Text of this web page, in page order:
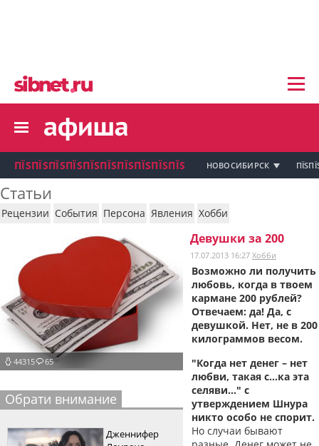
пїЅпїЅпїЅпїЅпїЅпїЅпїЅпїЅ
пїЅпїЅпїЅпїЅпїЅпїЅпїЅ
пїЅпїЅпїЅ пїЅпїЅпїЅпїЅпїЅпїЅпїЅ пїЅпїЅ
пїЅпїЅпїЅпїЅпїЅ
пїЅпїЅпїЅ пїЅпїЅпїЅпїЅпїЅпїЅпїЅ
пїЅпїЅпїЅ пїЅпїЅпїЅпїЅпїЅпїЅпїЅ
пїЅпїЅпїЅ
пїЅпїЅпїЅпїЅпїЅпїЅпїЅпїЅпїЅпїЅпїЅ
пїЅпїЅпїЅ
пїЅпїЅпїЅпїЅпїЅпїЅпїЅпїЅпїЅ
пїЅпїЅпїЅ пїЅпїЅпїЅпїЅпїЅпїЅпїЅ
пїЅпїЅпїЅ пїЅпїЅпїЅпїЅпїЅпїЅпїЅ
пїЅпїЅпїЅ
пїЅпїЅпїЅ
пїЅпїЅпїЅпїЅпїЅпїЅпїЅпїЅпїЅ
пїЅпїЅпїЅ пїЅпїЅпїЅпїЅпїЅ
пїЅпїЅпїЅ пїЅпїЅпїЅпїЅпїЅпїЅ
пїЅпїЅпїЅпїЅпїЅ
пїЅпїЅпїЅпїЅпїЅпїЅпїЅпїЅпїЅпїЅ
ПЇЅПЇЅПЇЅПЇЅПЇЅПЇЅПЇЅПЇЅПЇЅПЇЅ НОВОСИБИРСК
Статьи
Рецензии События Персона Явления Хобби
44315 65
Обрати внимание
Дженнифер
Девушки за 200
17.07.2013 16:27 Хобби
Возможно ли получить
любовь, когда в твоем
кармане 200 рублей?
Отвечаем: да! Да, с
девушкой. Нет, не в 200
килограммов весом.
"Когда нет денег – нет
любви, такая с…ка эта
селяви…" с
утверждением Шнура
никто особо не спорит.
Но случаи бывают